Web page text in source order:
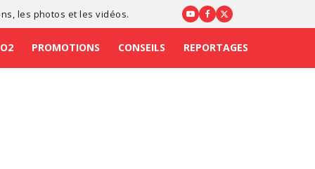
, les photos et les vidéos.
PROMOTIONS CONSEILS REPORTAGES